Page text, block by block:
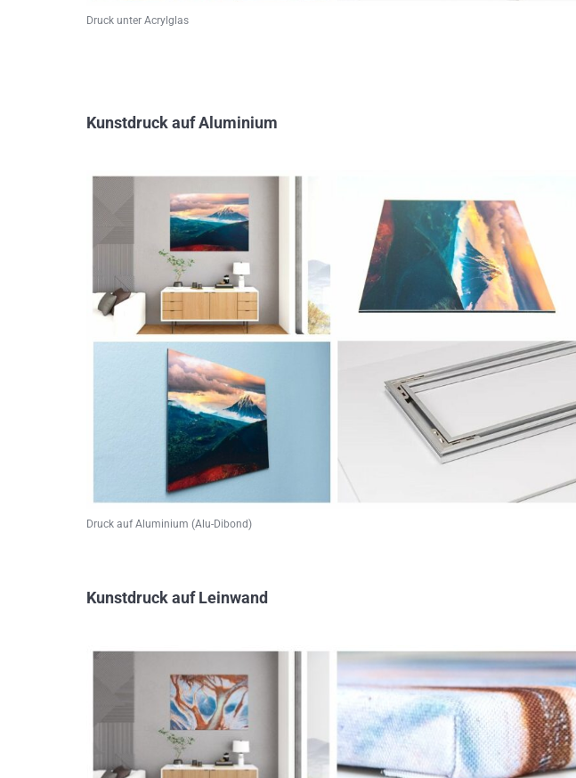
Druck unter Acrylglas
Kunstdruck auf Aluminium
Druck auf Aluminium (Alu-Dibond)
Kunstdruck auf Leinwand